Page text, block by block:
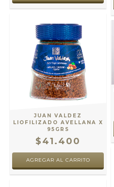
JUAN VALDEZ
LIOFILIZADO AVELLANA X
95GRS
$41.400